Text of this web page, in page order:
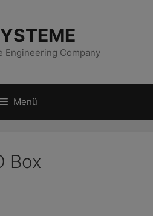
Engineering Company
Menü
Box